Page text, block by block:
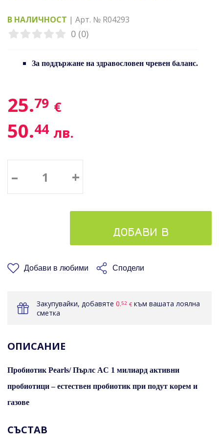
В НАЛИЧНОСТ | Арт. № R04293
0 (0)
За поддържане на здравословен чревен баланс.
25.79 €
50.44 лв.
– +
ДОБАВИ В
КОШНИЦАТА
Добави в любими Сподели
Закупувайки, добавяте 0.52 € към вашата лоялна
сметка
ОПИСАНИЕ
Пробиотик Pearls/ Пърлс AC 1 милиард активни
пробиотици – естествен пробиотик при подут корем и
газове
СЪСТАВ